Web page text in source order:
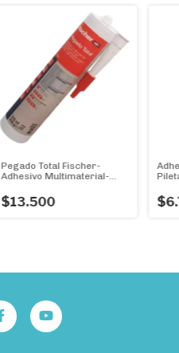
Pegado Total Fischer-
Adhesivo Multimaterial-
$13.500